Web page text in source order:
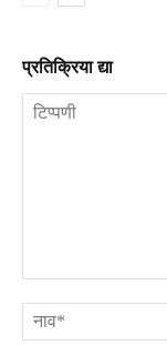
प्रतिक्रिया द्या